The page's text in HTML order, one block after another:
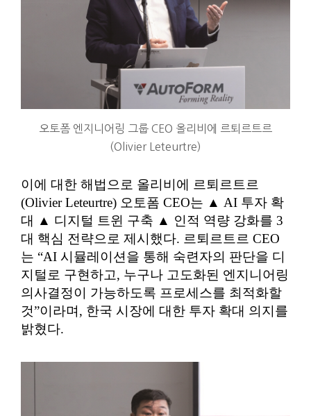
오토폼 엔지니어링 그룹 CEO 올리비에 르퇴르트르
(Olivier Leteurtre)
이에 대한 해법으로 올리비에 르퇴르트르
(Olivier Leteurtre) 오토폼 CEO는 ▲ AI 투자 확
대 ▲ 디지털 트윈 구축 ▲ 인적 역량 강화를 3
대 핵심 전략으로 제시했다. 르퇴르트르 CEO
는 “AI 시뮬레이션을 통해 숙련자의 판단을 디
지털로 구현하고, 누구나 고도화된 엔지니어링
의사결정이 가능하도록 프로세스를 최적화할
것”이라며, 한국 시장에 대한 투자 확대 의지를
밝혔다.